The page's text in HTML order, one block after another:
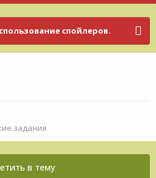
спойлеров.
задания
в тему